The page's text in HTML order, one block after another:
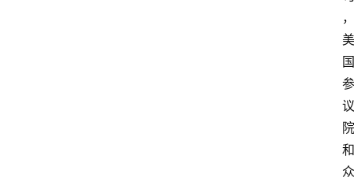
，
美
国
参
议
院
和
众